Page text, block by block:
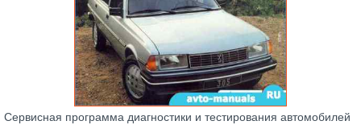
Сервисная программа диагностики и тестирования автомобилей